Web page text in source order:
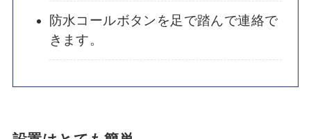
防水コールボタンを足で踏んで連絡で
きます。